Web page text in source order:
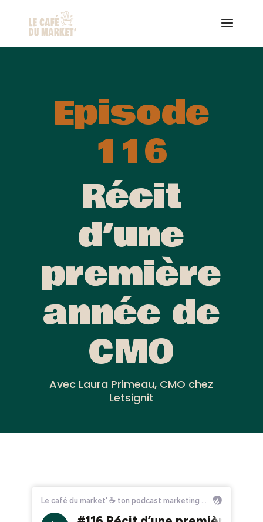
Episode
116
Récit
d’une
première
année de
CMO
Avec Laura Primeau, CMO chez
Letsignit